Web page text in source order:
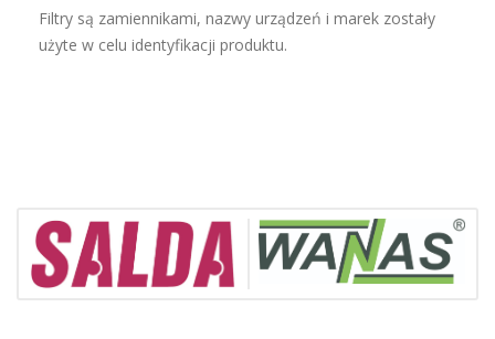
Filtry są zamiennikami, nazwy urządzeń i marek zostały
użyte w celu identyfikacji produktu.